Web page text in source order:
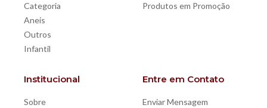
Categoria
Aneis
Outros
Infantil
Produtos em Promoção
Institucional
Sobre
Entre em Contato
Enviar Mensagem